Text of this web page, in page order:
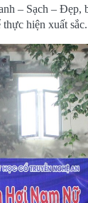
– Sạch –
hiện xuất sắc.